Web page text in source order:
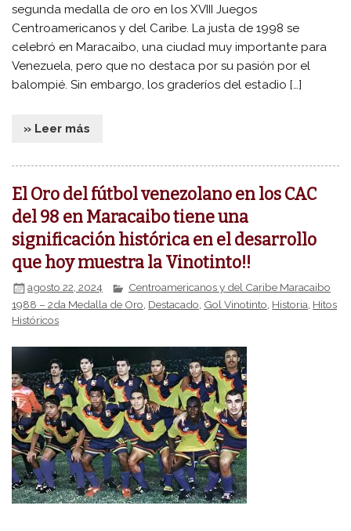
segunda medalla de oro en los XVIII Juegos
Centroamericanos y del Caribe. La justa de 1998 se
celebró en Maracaibo, una ciudad muy importante para
Venezuela, pero que no destaca por su pasión por el
balompié. Sin embargo, los graderíos del estadio […]
» Leer más
El Oro del fútbol venezolano en los CAC
del 98 en Maracaibo tiene una
significación histórica en el desarrollo
que hoy muestra la Vinotinto!!
agosto 22, 2024
Centroamericanos y del Caribe Maracaibo
1988 – 2da Medalla de Oro Destacado Gol Vinotinto Historia Hitos
Históricos